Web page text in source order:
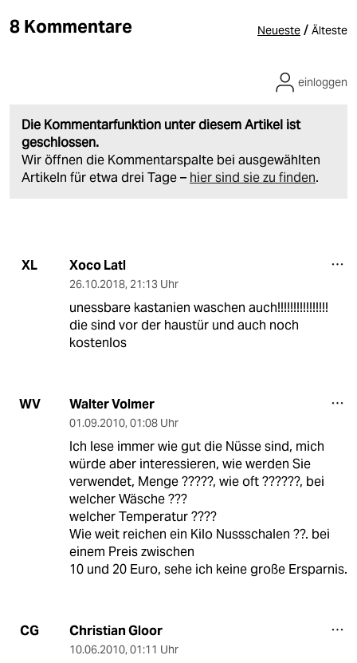
8 Kommentare Neueste / Älteste
Die Kommentarfunktion unter diesem Artikel ist
geschlossen.
Wir öffnen die Kommentarspalte bei ausgewählten
Artikeln für etwa drei Tage – hier sind sie zu finden.
einloggen
XL Xoco Latl
26.10.2018, 21:13 Uhr
unessbare kastanien waschen auch!!!!!!!!!!!!!!!!
die sind vor der haustür und auch noch
kostenlos
WV Walter Volmer
01.09.2010, 01:08 Uhr
Ich lese immer wie gut die Nüsse sind, mich
würde aber interessieren, wie werden Sie
verwendet, Menge ?????, wie oft ??????, bei
welcher Wäsche ???
welcher Temperatur ????
Wie weit reichen ein Kilo Nussschalen ??. bei
einem Preis zwischen
10 und 20 Euro, sehe ich keine große Ersparnis.
CG Christian Gloor
10.06.2010, 01:11 Uhr